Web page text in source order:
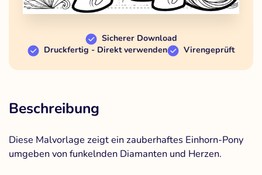
Sicherer Download
Druckfertig - Direkt verwenden
Virengeprüft
Beschreibung
Diese Malvorlage zeigt ein zauberhaftes Einhorn-Pony
umgeben von funkelnden Diamanten und Herzen.